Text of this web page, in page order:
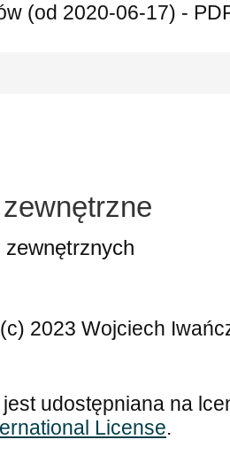
(od 2020-06-17) -
zewnętrznych
2023 Wojciech
udostępniana na
License.